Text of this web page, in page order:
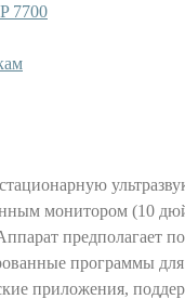
7700
монитором (10
предполагает
программы
приложения,